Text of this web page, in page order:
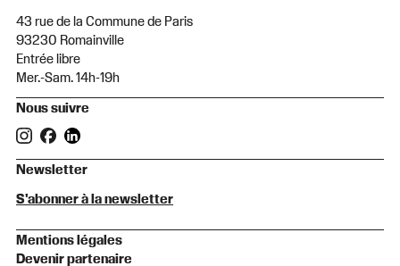
43 rue de la Commune de Paris
93230 Romainville
Entrée libre
Mer.-Sam. 14h-19h
Nous suivre
Newsletter
S'abonner à la newsletter
Mentions légales
Devenir partenaire